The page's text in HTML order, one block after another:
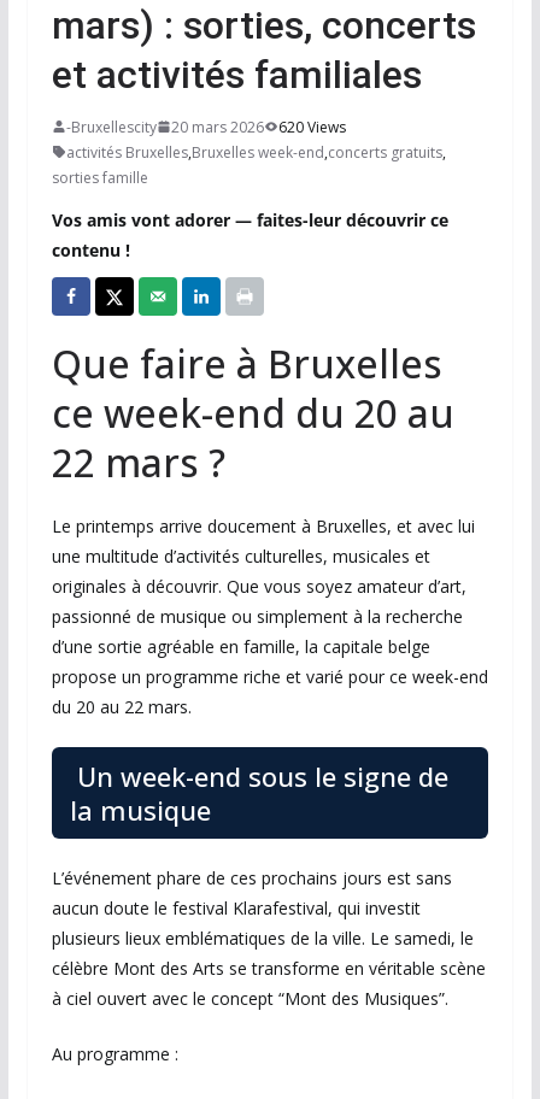
mars) : sorties, concerts
et activités familiales
-Bruxellescity 20 mars 2026
620 Views
activités Bruxelles,Bruxelles week-end,concerts gratuits,
sorties famille
Vos amis vont adorer — faites-leur découvrir ce
contenu !
Que faire à Bruxelles
ce week-end du 20 au
22 mars ?
Le printemps arrive doucement à Bruxelles, et avec lui
une multitude d’activités culturelles, musicales et
originales à découvrir. Que vous soyez amateur d’art,
passionné de musique ou simplement à la recherche
d’une sortie agréable en famille, la capitale belge
propose un programme riche et varié pour ce week-end
du 20 au 22 mars.
Un week-end sous le signe de
la musique
L’événement phare de ces prochains jours est sans
aucun doute le festival Klarafestival, qui investit
plusieurs lieux emblématiques de la ville. Le samedi, le
célèbre Mont des Arts se transforme en véritable scène
à ciel ouvert avec le concept “Mont des Musiques”.
Au programme :